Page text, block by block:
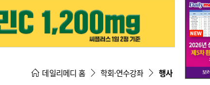
지침·기준·평가 약제급여 심사 결과
데일리메디 홈 학회·연수강좌 행사